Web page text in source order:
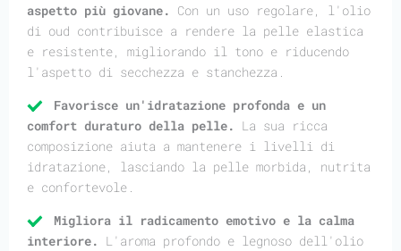
aspetto più giovane. Con un uso regolare, l'olio
di oud contribuisce a rendere la pelle elastica
e resistente, migliorando il tono e riducendo
l'aspetto di secchezza e stanchezza.
Favorisce un'idratazione profonda e un
comfort duraturo della pelle. La sua ricca
composizione aiuta a mantenere i livelli di
idratazione, lasciando la pelle morbida, nutrita
e confortevole.
Migliora il radicamento emotivo e la calma
interiore. L'aroma profondo e legnoso dell'olio